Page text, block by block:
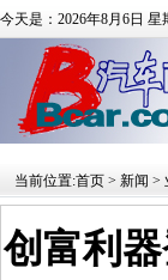
今天是：2026年8月6日 星
当前位置:首页 > 新闻 >
创富利